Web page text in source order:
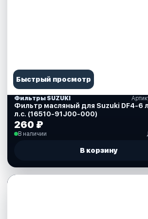
Быстрый просмотр
Фильтры SUZUKI
Фильтр масляный для Suzuki DF4-6
л.с. (16510-91J00-000)
260 ₽
В наличии
В корзину